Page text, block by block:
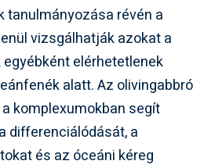
tanulmányozása révén a
vizsgálhatják azokat a
elérhetetlenek
alatt. Az olivingabbró
komplexumokban segít
differenciálódását, a
és az óceáni kéreg